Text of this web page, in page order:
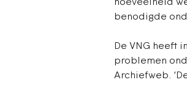
hoeveelheid
benodigde
De VNG heeft
problemen
Archiefweb.